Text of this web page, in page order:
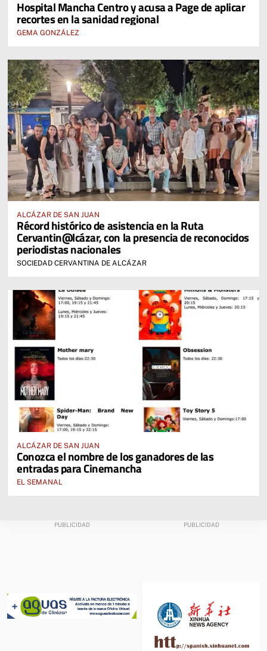
Hospital Mancha Centro y acusa a Page de aplicar
recortes en la sanidad regional
GEMA GONZÁLEZ
ALCÁZAR DE SAN JUAN
Récord histórico de asistencia en la Ruta
Cervantin@lcázar, con la presencia de reconocidos
periodistas nacionales
SOCIEDAD CERVANTINA DE ALCÁZAR
ALCÁZAR DE SAN JUAN
Conozca el nombre de los ganadores de las
entradas para Cinemancha
EL SEMANAL